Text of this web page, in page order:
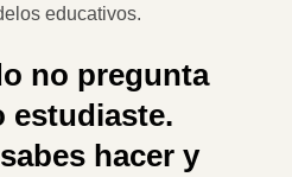
educativos.
no pregunta
estudiaste.
hacer y